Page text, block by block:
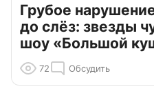
Грубое
до слёз: звезды
шоу «Большой
72 Обсудить